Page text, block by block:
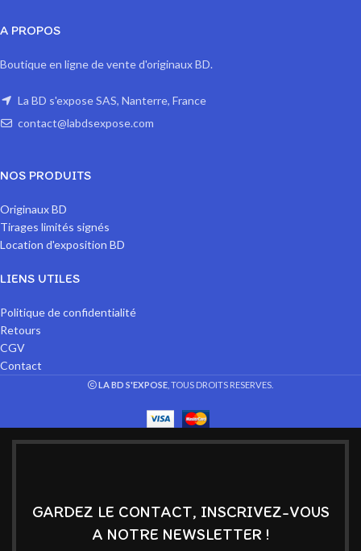
A PROPOS
Boutique en ligne de vente d'originaux BD.
La BD s'expose SAS, Nanterre, France
contact@labdsexpose.com
NOS PRODUITS
Originaux BD
Tirages limités signés
Location d'exposition BD
LIENS UTILES
Politique de confidentialité
Retours
CGV
Contact
LA BD S'EXPOSE , TOUS DROITS RESERVES.
GARDEZ LE CONTACT, INSCRIVEZ-VOUS
A NOTRE NEWSLETTER !